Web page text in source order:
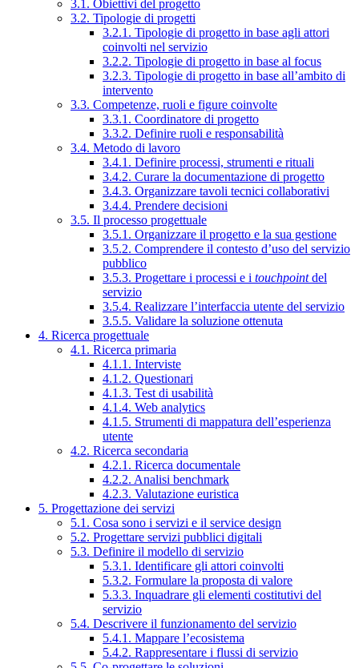
3.1. Obiettivi del progetto
3.2. Tipologie di progetti
3.2.1. Tipologie di progetto in base agli attori
coinvolti nel servizio
3.2.2. Tipologie di progetto in base al focus
3.2.3. Tipologie di progetto in base all’ambito di
intervento
3.3. Competenze, ruoli e figure coinvolte
3.3.1. Coordinatore di progetto
3.3.2. Definire ruoli e responsabilità
3.4. Metodo di lavoro
3.4.1. Definire processi, strumenti e rituali
3.4.2. Curare la documentazione di progetto
3.4.3. Organizzare tavoli tecnici collaborativi
3.4.4. Prendere decisioni
3.5. Il processo progettuale
3.5.1. Organizzare il progetto e la sua gestione
3.5.2. Comprendere il contesto d’uso del servizio
pubblico
3.5.3. Progettare i processi e i touchpointdel
servizio
3.5.4. Realizzare l’interfaccia utente del servizio
3.5.5. Validare la soluzione ottenuta
4. Ricerca progettuale
4.1. Ricerca primaria
4.1.1. Interviste
4.1.2. Questionari
4.1.3. Test di usabilità
4.1.4. Web analytics
4.1.5. Strumenti di mappatura dell’esperienza
utente
4.2. Ricerca secondaria
4.2.1. Ricerca documentale
4.2.2. Analisi benchmark
4.2.3. Valutazione euristica
5. Progettazione dei servizi
5.1. Cosa sono i servizi e il service design
5.2. Progettare servizi pubblici digitali
5.3. Definire il modello di servizio
5.3.1. Identificare gli attori coinvolti
5.3.2. Formulare la proposta di valore
5.3.3. Inquadrare gli elementi costitutivi del
servizio
5.4. Descrivere il funzionamento del servizio
5.4.1. Mappare l’ecosistema
5.4.2. Rappresentare i flussi di servizio